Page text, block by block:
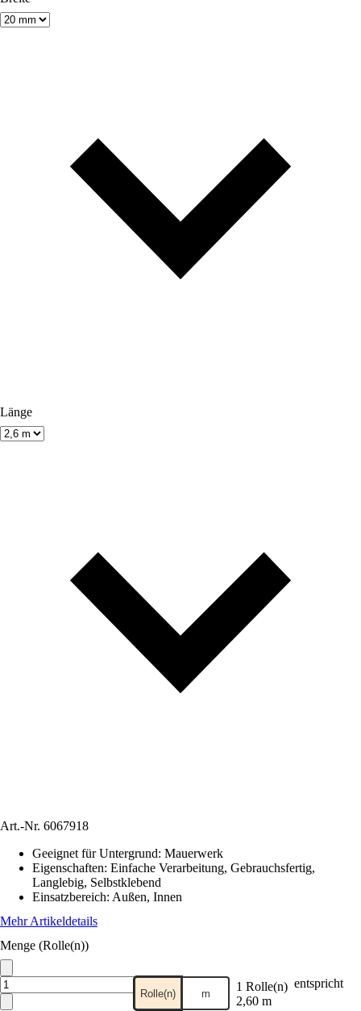
Länge
Art.-Nr. 6067918
Geeignet für Untergrund: Mauerwerk
Eigenschaften: Einfache Verarbeitung, Gebrauchsfertig,
Langlebig, Selbstklebend
Einsatzbereich: Außen, Innen
Mehr Artikeldetails
Menge (Rolle(n))
Rolle(n) m 1 Rolle(n) entspricht
2,60 m